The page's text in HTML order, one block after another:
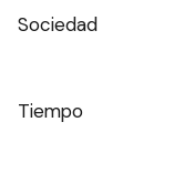
Sociedad
Tiempo